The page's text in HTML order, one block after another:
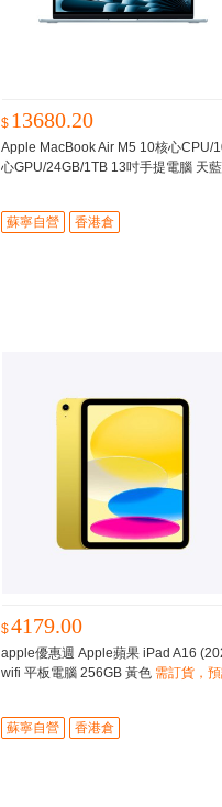
$ 13680.20
Apple MacBook Air M5 10核心CPU/
心GPU/24GB/1TB 13吋手提電腦 天
蘇寧自營 香港倉
$4179.00
apple優惠週 Apple蘋果 iPad A16
wifi 平板電腦 256GB 黃色 需訂貨，
蘇寧自營 香港倉